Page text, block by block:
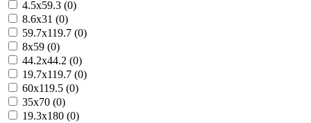
4.5x59.3 (0)
8.6x31 (0)
59.7x119.7 (0)
8x59 (0)
44.2x44.2 (0)
19.7x119.7 (0)
60x119.5 (0)
35x70 (0)
19.3x180 (0)